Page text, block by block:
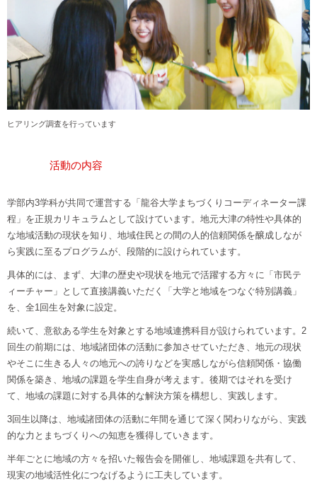
ヒアリング調査を行っています
活動の内容
学部内3学科が共同で運営する「龍谷大学まちづくりコーディネーター課
程」を正規カリキュラムとして設けています。地元大津の特性や具体的
な地域活動の現状を知り、地域住民との間の人的信頼関係を醸成しなが
ら実践に至るプログラムが、段階的に設けられています。
具体的には、まず、大津の歴史や現状を地元で活躍する方々に「市民テ
ィーチャー」として直接講義いただく「大学と地域をつなぐ特別講義」
を、全1回生を対象に設定。
続いて、意欲ある学生を対象とする地域連携科目が設けられています。2
回生の前期には、地域諸団体の活動に参加させていただき、地元の現状
やそこに生きる人々の地元への誇りなどを実感しながら信頼関係・協働
関係を築き、地域の課題を学生自身が考えます。後期ではそれを受け
て、地域の課題に対する具体的な解決方策を構想し、実践します。
3回生以降は、地域諸団体の活動に年間を通じて深く関わりながら、実践
的な力とまちづくりへの知恵を獲得していきます。
半年ごとに地域の方々を招いた報告会を開催し、地域課題を共有して、
現実の地域活性化につなげるように工夫しています。